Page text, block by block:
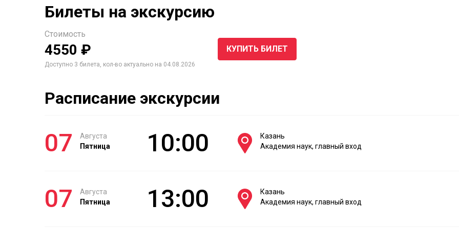
Билеты на экскурсию
Стоимость
4550 ₽
Доступно 3 билета, кол-во актуально на 04.08.2026
КУПИТЬ БИЛЕТ
Расписание экскурсии
07
Августа
Пятница
10:00
Казань
Академия наук, главный вход
07
Августа
Пятница
13:00
Казань
Академия наук, главный вход